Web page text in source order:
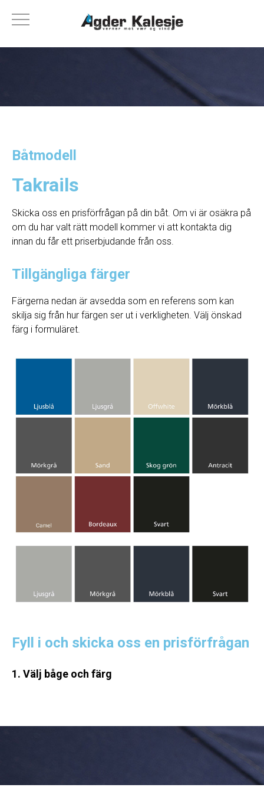
Båtmodell
Takrails
Skicka oss en prisförfrågan på din båt. Om vi ​​är osäkra på
om du har valt rätt modell kommer vi att kontakta dig
innan du får ett priserbjudande från oss.
Tillgängliga färger
Färgerna nedan är avsedda som en referens som kan
skilja sig från hur färgen ser ut i verkligheten. Välj önskad
färg i formuläret.
Fyll i och skicka oss en prisförfrågan
1. Välj båge och färg